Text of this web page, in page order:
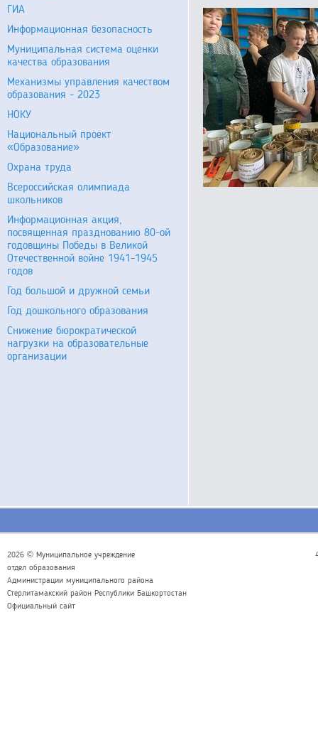
ГИА
Информационная безопасность
Муниципальная система оценки
качества образования
Механизмы управления качеством
образования - 2023
НОКУ
Национальный проект
«Образование»
Охрана труда
Всероссийская олимпиада
школьников
Информационная акция,
посвященная празднованию 80-ой
годовщины Победы в Великой
Отечественной войне 1941-1945
годов
Год большой и дружной семьи
Год дошкольного образования
Снижение бюрократической
нагрузки на образовательные
организации
2026 © Муниципальное учреждение
отдел образования
Администрации муниципального района
Стерлитамакский район Республики Башкортостан
Официальный сайт